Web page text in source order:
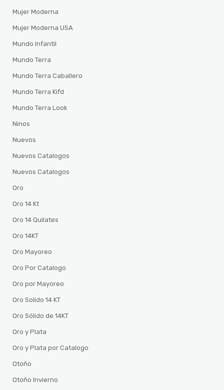
Mujer Moderna
Mujer Moderna USA
Mundo Infantil
Mundo Terra
Mundo Terra Caballero
Mundo Terra Kifd
Mundo Terra Look
Ninos
Nuevos
Nuevos Catalogos
Nuevos Catalogos
Oro
Oro 14 Kt
Oro 14 Quilates
Oro 14KT
Oro Mayoreo
Oro Por Catalogo
Oro por Mayoreo
Oro Solido 14 KT
Oro Sólido de 14KT
Oro y Plata
Oro y Plata por Catalogo
Otoño
Otoño Invierno